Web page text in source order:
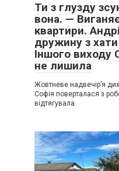
Ти з глузду
вона. —
квартири.
дружину з
Іншого виходу
не лишила
Жовтневе надвечір’я
Софія поверталася з
відтягувала